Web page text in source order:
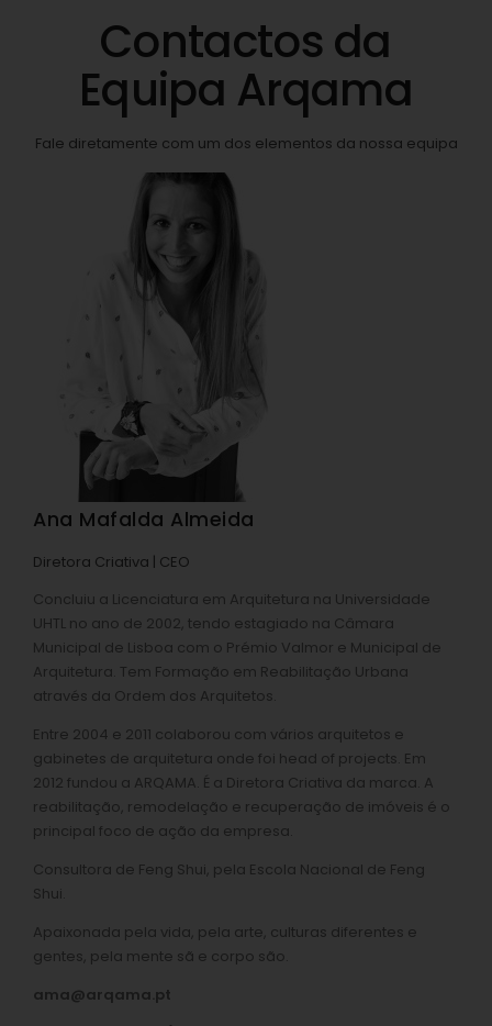
Contactos da
Equipa Arqama
Fale diretamente com um dos elementos da nossa equipa
Ana Mafalda Almeida
Diretora Criativa | CEO
Concluiu a Licenciatura em Arquitetura na Universidade
UHTL no ano de 2002, tendo estagiado na Câmara
Municipal de Lisboa com o Prémio Valmor e Municipal de
Arquitetura. Tem Formação em Reabilitação Urbana
através da Ordem dos Arquitetos.
Entre 2004 e 2011 colaborou com vários arquitetos e
gabinetes de arquitetura onde foi head of projects. Em
2012 fundou a ARQAMA. É a Diretora Criativa da marca. A
reabilitação, remodelação e recuperação de imóveis é o
principal foco de ação da empresa.
Consultora de Feng Shui, pela Escola Nacional de Feng
Shui.
Apaixonada pela vida, pela arte, culturas diferentes e
gentes, pela mente sã e corpo são.
ama@arqama.pt